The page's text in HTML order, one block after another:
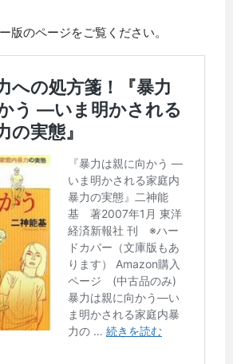
版のページをご覧ください。